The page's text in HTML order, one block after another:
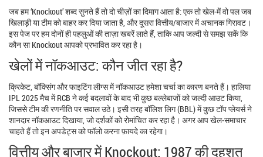
जब हम ‘Knockout’ शब्द सुनते हैं तो दो चीज़ों का दिमाग आता है: एक तो खेल‑में वो पल जब
खिलाड़ी या टीम को बाहर कर दिया जाता है, और दूसरा वित्तीय/बाजार में अचानक गिरावट।
इस पेज पर हम दोनों ही पहलुओं की ताज़ा खबरें लाते हैं, ताकि आप जल्दी से समझ सकें कि
कौन सा Knockout आपको प्रभावित कर रहा है।
खेलों में नॉकआउट: कौन जीत रहा है?
क्रिकेट, बॉक्सिंग और फाइटिंग लीग्स में नॉकआउट हमेशा चर्चा का कारण बनते हैं। हालिया
IPL 2025 मैच में RCB ने कई बदलावों के बाद भी कुछ बल्लेबाजों को जल्दी आउट किया,
जिससे टीम की रणनीति पर सवाल उठे। इसी तरह बॉलिश लिग (BBL) में कुछ टॉप प्लेयर्स ने
शानदार नॉकआउट दिखाया, जो दर्शकों को रोमांचित कर रहा है। अगर आप खेल‑समाचार
चाहते हैं तो इन अपडेट्स को फॉलो करना फ़ायदे का रहेगा।
वित्तीय और बाजार में Knockout: 1987 की दहशत